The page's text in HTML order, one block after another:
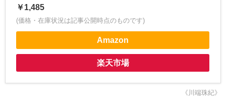
￥1,485
(価格・在庫状況は記事公開時点のものです)
Amazon
楽天市場
《川端珠紀》